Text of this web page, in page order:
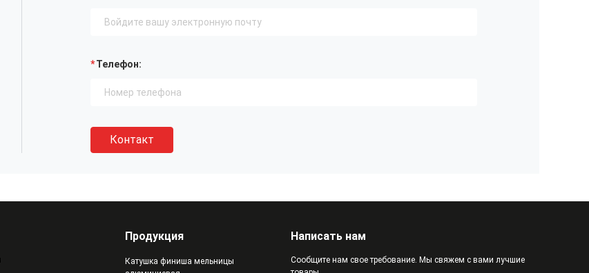
Телефон:
Контакт
Продукция
Катушка финиша мельницы
Написать нам
Сообщите нам свое требование. Мы свяжем с вами лучшие